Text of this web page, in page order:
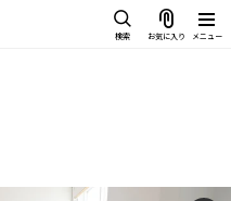
検索 お気に入り メニュー